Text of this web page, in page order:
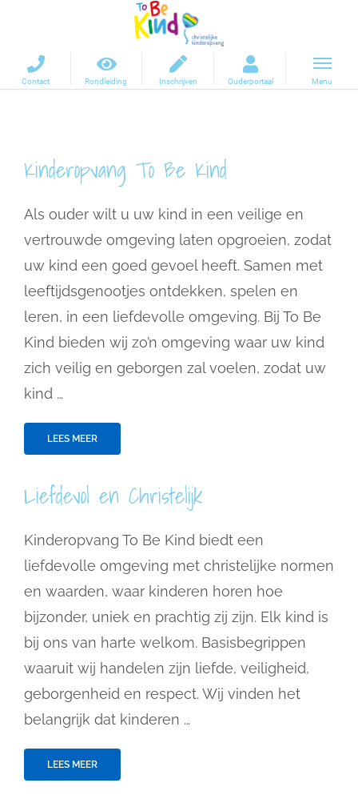
Kinderopvang To Be Kind
Als ouder wilt u uw kind in een veilige en
vertrouwde omgeving laten opgroeien, zodat
uw kind een goed gevoel heeft. Samen met
leeftijdsgenootjes ontdekken, spelen en
leren, in een liefdevolle omgeving. Bij To Be
Kind bieden wij zo’n omgeving waar uw kind
zich veilig en geborgen zal voelen, zodat uw
kind …
LEES MEER
Liefdevol en Christelijk
Kinderopvang To Be Kind biedt een
liefdevolle omgeving met christelijke normen
en waarden, waar kinderen horen hoe
bijzonder, uniek en prachtig zij zijn. Elk kind is
bij ons van harte welkom. Basisbegrippen
waaruit wij handelen zijn liefde, veiligheid,
geborgenheid en respect. Wij vinden het
belangrijk dat kinderen …
LEES MEER